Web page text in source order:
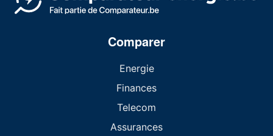
Comparer
Energie
Finances
Telecom
Assurances